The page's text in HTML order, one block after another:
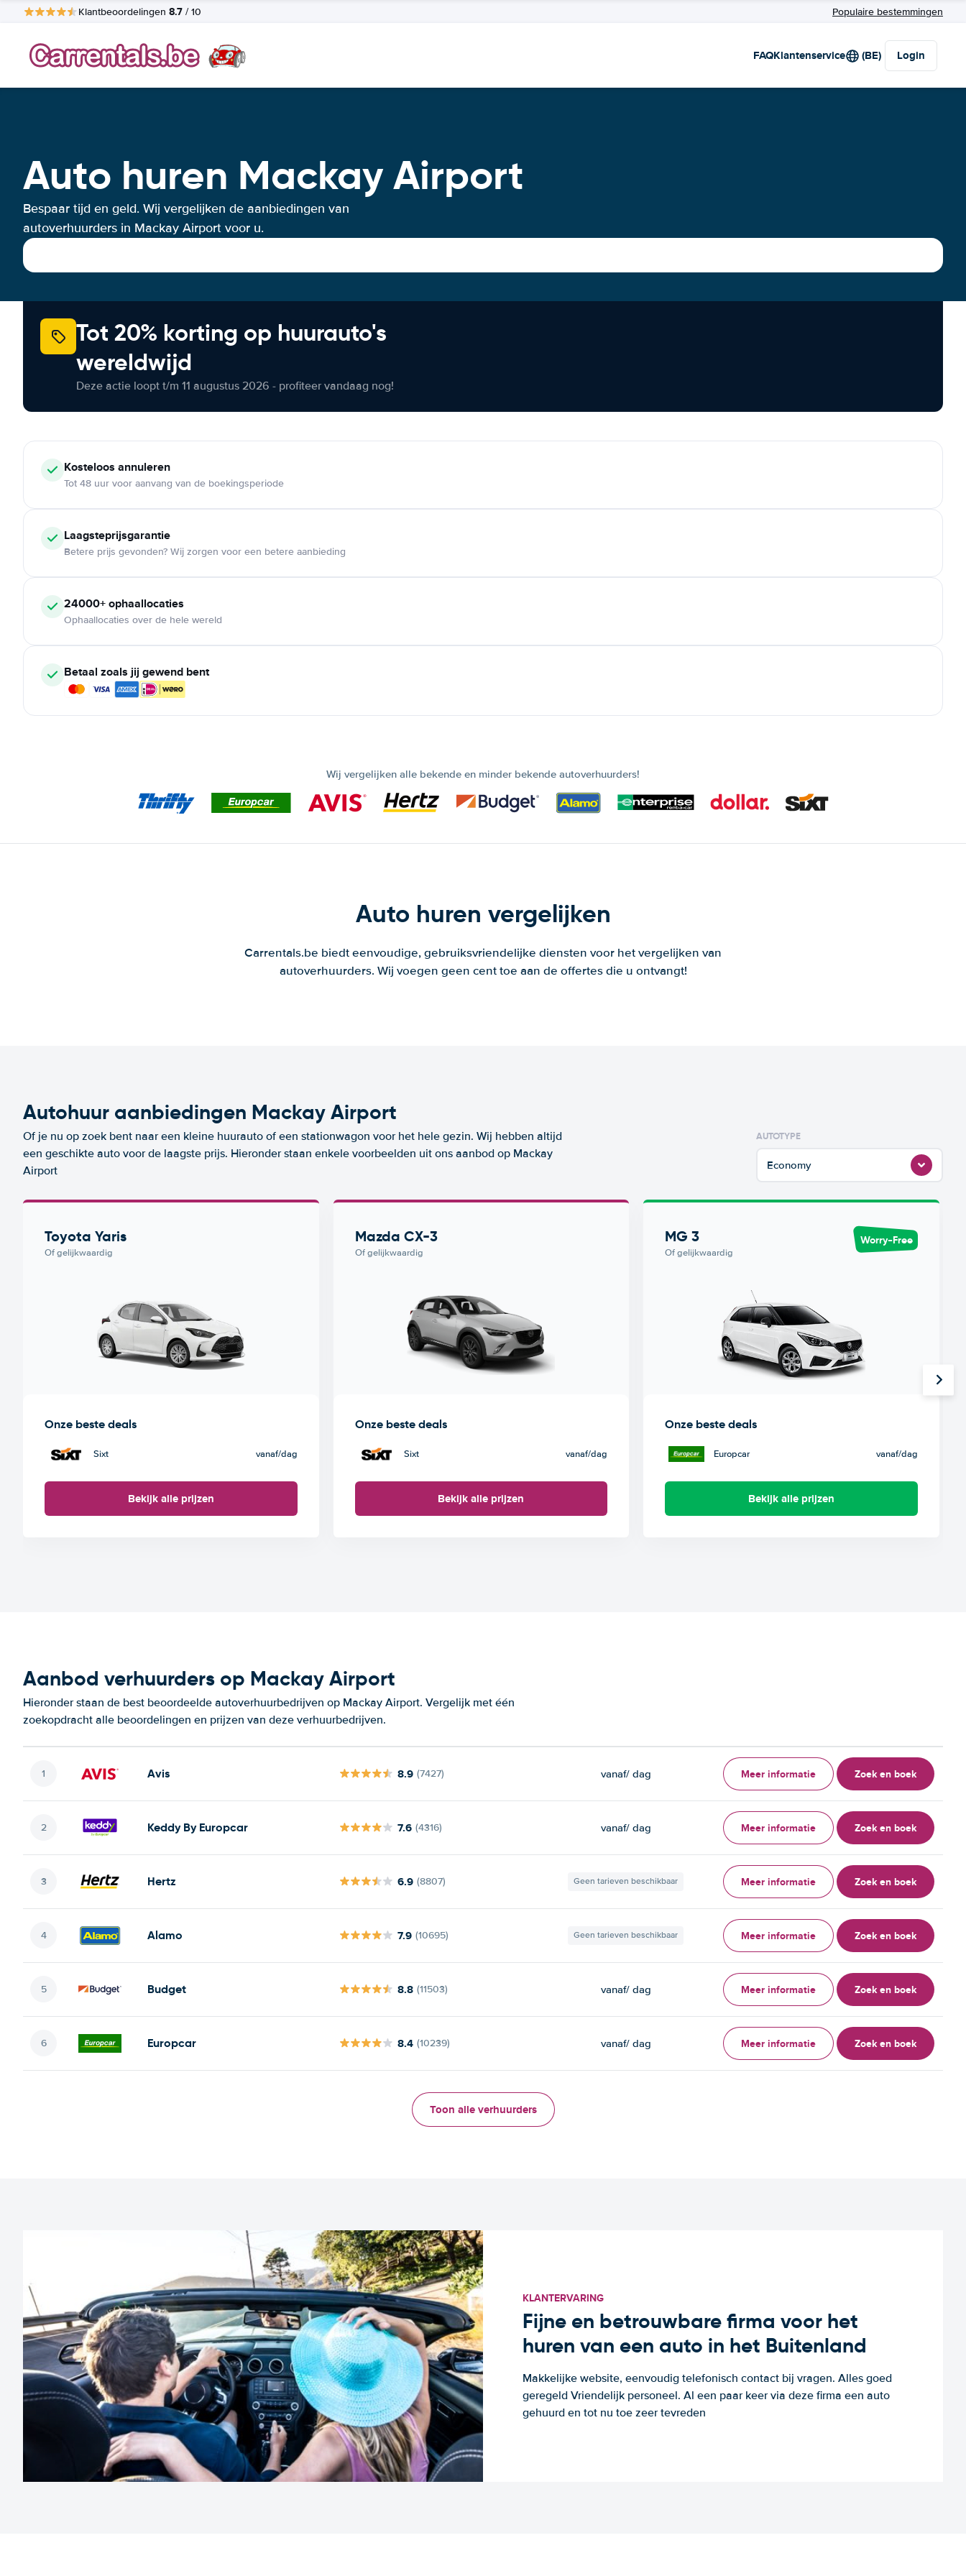
Klantbeoordelingen 8.7 / 10 Populaire bestemmingen
FAQKlantenservice (BE) Login
Auto huren Mackay Airport
Bespaar tijd en geld. Wij vergelijken de aanbiedingen van
autoverhuurders in Mackay Airport voor u.
Tot 20% korting op huurauto's
wereldwijd
Deze actie loopt t/m 11 augustus 2026 - profiteer vandaag nog!
Kosteloos annuleren
Tot 48 uur voor aanvang van de boekingsperiode
Laagsteprijsgarantie
Betere prijs gevonden? Wij zorgen voor een betere aanbieding
24000+ophaallocaties
Ophaallocaties over de hele wereld
Betaal zoals jij gewend bent
Wij vergelijken alle bekende en minder bekende autoverhuurders!
Auto huren vergelijken
Carrentals.be biedt eenvoudige, gebruiksvriendelijke diensten voor het vergelijken van
autoverhuurders. Wij voegen geen cent toe aan de offertes die u ontvangt!
Autohuur aanbiedingen Mackay Airport
Of je nu op zoek bent naar een kleine huurauto of een stationwagon voor het hele gezin. Wij hebben altijd
een geschikte auto voor de laagste prijs. Hieronder staan enkele voorbeelden uit ons aanbod op Mackay
Airport
AUTOTYPE
Economy
Toyota Yaris
Of gelijkwaardig
Onze beste deals
Sixt vanaf/dag
Bekijk alle prijzen
Mazda CX-3
Of gelijkwaardig
Onze beste deals
Sixt vanaf/dag
Bekijk alle prijzen
MG 3
Of gelijkwaardig
Worry-Free
Onze beste deals
Europcar vanaf/dag
Bekijk alle prijzen
Aanbod verhuurders op Mackay Airport
Hieronder staan de best beoordeelde autoverhuurbedrijven op Mackay Airport. Vergelijk met één
zoekopdracht alle beoordelingen en prijzen van deze verhuurbedrijven.
Avis 8.9 (7427) vanaf/ dag Meer informatie Zoek en boek
Keddy By Europcar 7.6 (4316) vanaf/ dag Meer informatie Zoek en boek
Hertz 6.9 (8807) Geen tarieven beschikbaar Meer informatie Zoek en boek
Alamo 7.9 (10695) Geen tarieven beschikbaar Meer informatie Zoek en boek
Budget 8.8 (11503) vanaf/ dag Meer informatie Zoek en boek
Europcar 8.4 (10239) vanaf/ dag Meer informatie Zoek en boek
Toon alle verhuurders
KLANTERVARING
Fijne en betrouwbare firma voor het
huren van een auto in het Buitenland
Makkelijke website, eenvoudig telefonisch contact bij vragen. Alles goed
geregeld Vriendelijk personeel. Al een paar keer via deze firma een auto
gehuurd en tot nu toe zeer tevreden